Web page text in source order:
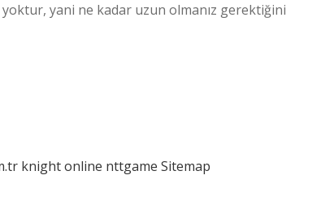
yani ne kadar uzun olmanız gerektiğini
knight online nttgame Sitemap